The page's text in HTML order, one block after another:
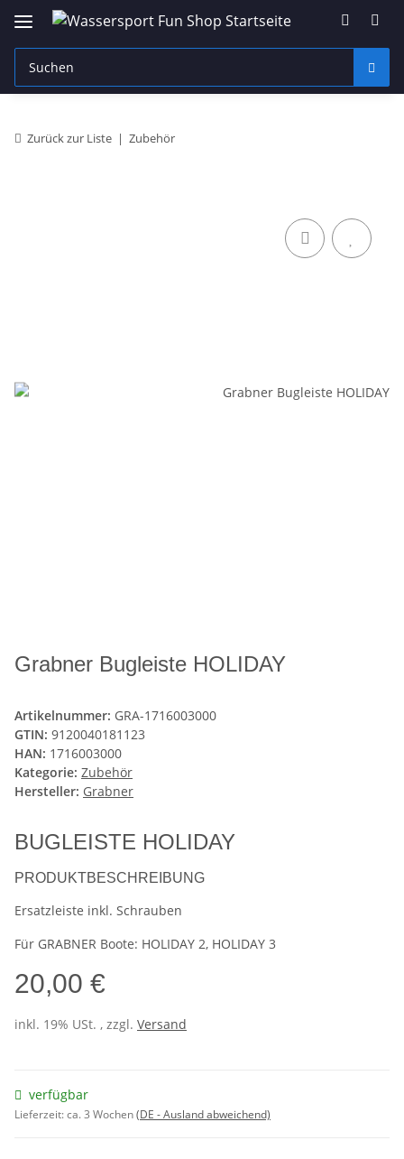
Zurück zur Liste Zubehör
Grabner Bugleiste HOLIDAY
Artikelnummer: GRA-1716003000
GTIN: 9120040181123
HAN: 1716003000
Kategorie: Zubehör
Hersteller: Grabner
BUGLEISTE HOLIDAY
PRODUKTBESCHREIBUNG
Ersatzleiste inkl. Schrauben
Für GRABNER Boote: HOLIDAY 2, HOLIDAY 3
20,00 €
inkl. 19% USt. , zzgl. Versand
verfügbar
Lieferzeit:ca. 3 Wochen(DE - Ausland abweichend)